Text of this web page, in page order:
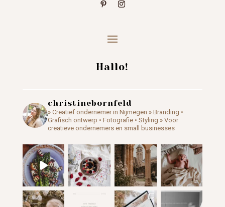
Hallo!
christinebornfeld
» Creatief ondernemer in Nijmegen » Branding •
Grafisch ontwerp • Fotografie • Styling » Voor
creatieve ondernemers en small businesses